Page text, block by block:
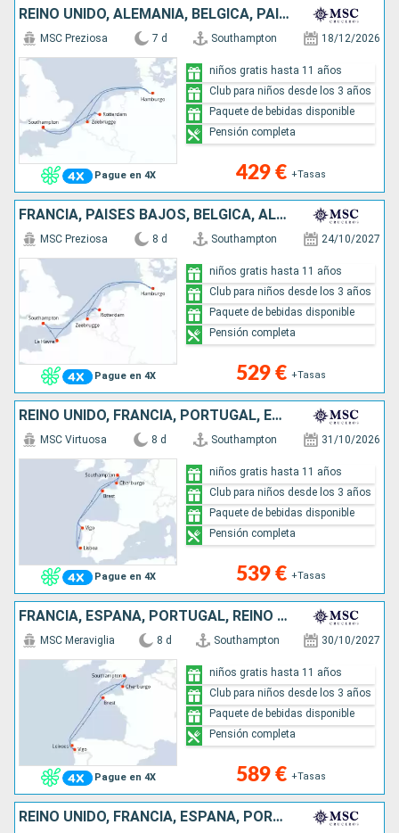
REINO UNIDO, ALEMANIA, BÉLGICA, PAISES BAJOS
Pague en 4X
MSC Preziosa 7 d Southampton 18/12/2026
429 € +Tasas
niños gratis hasta 11 años
Club para niños desde los 3 años
Paquete de bebidas disponible
Pensión completa
FRANCIA, PAISES BAJOS, BÉLGICA, ALEMANIA, REINO UNIDO
Pague en 4X
MSC Preziosa 8 d Southampton 24/10/2027
529 € +Tasas
niños gratis hasta 11 años
Club para niños desde los 3 años
Paquete de bebidas disponible
Pensión completa
REINO UNIDO, FRANCIA, PORTUGAL, ESPAÑA
Pague en 4X
MSC Virtuosa 8 d Southampton 31/10/2026
539 € +Tasas
niños gratis hasta 11 años
Club para niños desde los 3 años
Paquete de bebidas disponible
Pensión completa
FRANCIA, ESPAÑA, PORTUGAL, REINO UNIDO
Pague en 4X
MSC Meraviglia 8 d Southampton 30/10/2027
589 € +Tasas
niños gratis hasta 11 años
Club para niños desde los 3 años
Paquete de bebidas disponible
Pensión completa
REINO UNIDO, FRANCIA, ESPAÑA, PORTUGAL